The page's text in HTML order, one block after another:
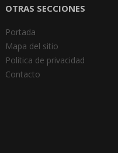
OTRAS SECCIONES
Portada
Mapa del sitio
Política de privacidad
Contacto